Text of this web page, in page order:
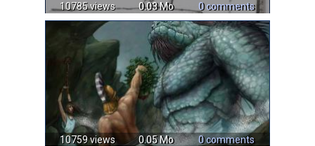
10785 views 0.03 Mo 0 comments
10759 views 0.05 Mo 0 comments